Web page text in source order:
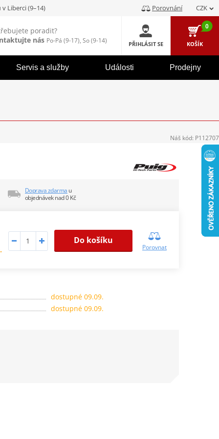
v Liberci (9–14) Porovnání CZK
poradit?
nás Po-Pá (9-17), So (9-14) PŘIHLÁSIT SE
0
KOŠÍK
Servis a služby Události Prodejny
Doprava zdarma u
objednávek nad 0 Kč
Do košíku
Porovnat
dostupné 09.09.
dostupné 09.09.
Náš kód: P112707